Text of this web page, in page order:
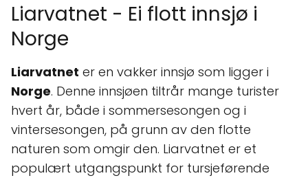
Liarvatnet - Ei flott innsjø i
Norge
Liarvatnet er en vakker innsjø som ligger i
Norge. Denne innsjøen tiltrår mange turister
hvert år, både i sommersesongen og i
vintersesongen, på grunn av den flotte
naturen som omgir den. Liarvatnet er et
populært utgangspunkt for tursjeførende